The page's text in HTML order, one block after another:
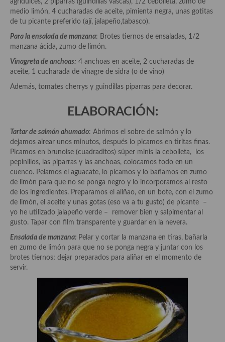
Sales y polvos
Adobos
Aperitivos
Bebidas
Bocadillos, hamburguesas, sándwich, emparedados, tostas y
Entrantes y primeros platos
Ensaladas
Entrantes
Gazpachos, salmorejos, sopas y cremas frías
Quínoa
Pasta
Arroces Y fideuás
Huevos
medio limón, 4 cucharadas de aceite, pimienta negra, unas gotitas
de tu picante preferido (ají, jalapeño,tabasco).
Para la ensalada de manzana: Brotes tiernos de ensaladas, 1/2
manzana ácida, zumo de limón.
Vinagreta de anchoas: 4 anchoas en aceite, 2 cucharadas de
aceite, 1 cucharada de vinagre de sidra (o de vino)
Además, tomates cherrys y guindillas piparras para decorar.
ELABORACIÓN:
Tartar de salmón ahumado: Abrimos el sobre de salmón y lo
dejamos airear unos minutos, después lo picamos en tiritas finas.
Picamos en brunoise (cuadraditos) súper minis la cebolleta, los
pepinillos, las piparras y las anchoas, colocamos todo en un
cuenco. Pelamos el aguacate, lo picamos y lo bañamos en zumo
de limón para que no se ponga negro y lo incorporamos al resto
de los ingredientes. Preparamos el aliñao, en un bote, con el zumo
de limón, el aceite y unas gotas (eso va a tu gusto) de picante –
yo he utilizado jalapeño verde – remover bien y salpimentar al
gusto. Tapar con film transparente y guardar en la nevera.
Ensalada de manzana: Pelar y cortar la manzana en tiras, bañarla
en zumo de limón para que no se ponga negra y juntar con los
brotes tiernos; dejar preparados para aliñar en el momento de
servir.